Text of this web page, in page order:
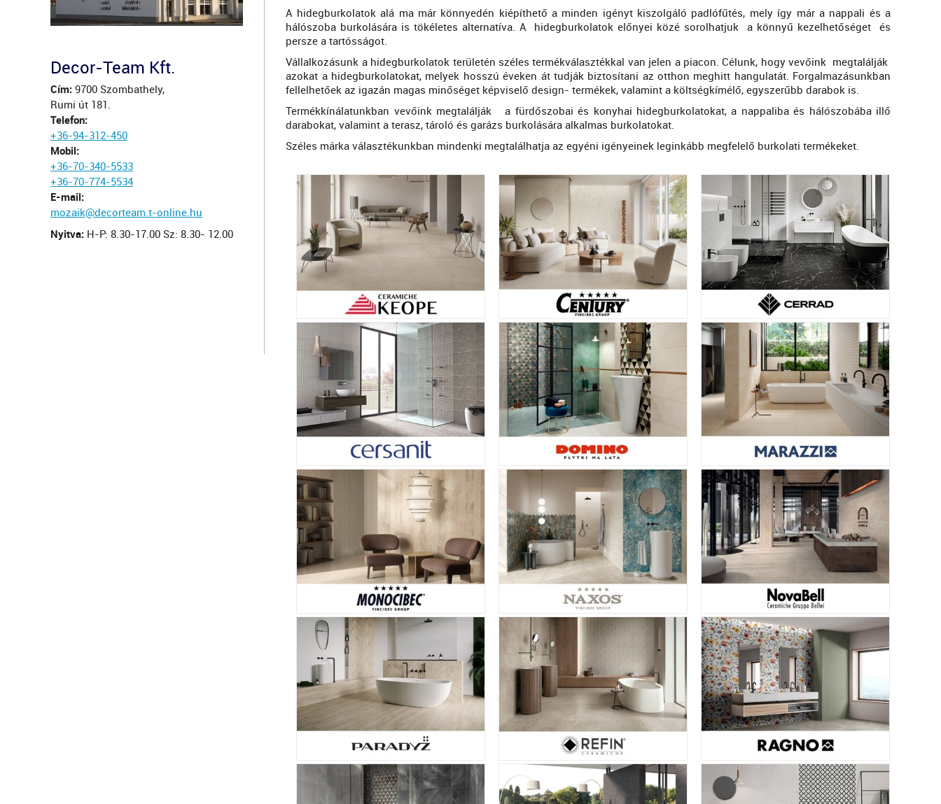
Decor-Team Kft.
Cím: 9700 Szombathely,
Rumi út 181.
Telefon:
+36-94-312-450
Mobil:
+36-70-340-5533
+36-70-774-5534
E-mail:
mozaik@decorteam.t-online.hu
Nyitva: H-P: 8.30-17.00 Sz: 8.30- 12.00
A hidegburkolatok alá ma már könnyedén kiépíthető a minden igényt kiszolgáló padlófűtés, mely így már a nappali és a
hálószoba burkolására is tökéletes alternatíva. A hidegburkolatok előnyei közé sorolhatjuk a könnyű kezelhetőséget és
persze a tartósságot.
Vállalkozásunk a hidegburkolatok területén széles termékválasztékkal van jelen a piacon. Célunk, hogy vevőink megtalálják
azokat a hidegburkolatokat, melyek hosszú éveken át tudják biztosítani az otthon meghitt hangulatát. Forgalmazásunkban
fellelhetőek az igazán magas minőséget képviselő design- termékek, valamint a költségkímélő, egyszerűbb darabok is.
Termékkínálatunkban vevőink megtalálják a fürdőszobai és konyhai hidegburkolatokat, a nappaliba és hálószobába illő
darabokat, valamint a terasz, tároló és garázs burkolására alkalmas burkolatokat.
Széles márka választékunkban mindenki megtalálhatja az egyéni igényeinek leginkább megfelelő burkolati termékeket.